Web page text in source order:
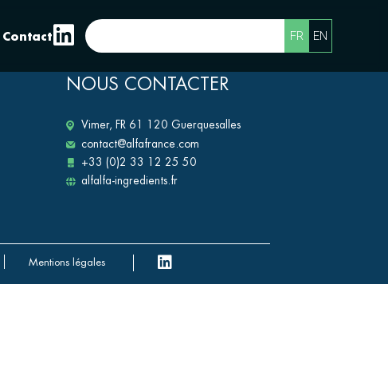
Contact EN
FR
NOUS CONTACTER
Vimer, FR 61 120 Guerquesalles
contact@alfafrance.com
+33 (0)2 33 12 25 50
alfalfa-ingredients.fr
Mentions légales